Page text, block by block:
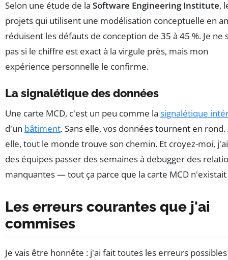
Selon une étude de la Software Engineering Institute,
projets qui utilisent une modélisation conceptuelle en
réduisent les défauts de conception de 35 à 45 %. Je ne
pas si le chiffre est exact à la virgule près, mais mon
expérience personnelle le confirme.
La signalétique des données
Une carte MCD, c'est un peu comme la signalétique
d'un bâtiment. Sans elle, vos données tournent en rond.
elle, tout le monde trouve son chemin. Et croyez-moi,
des équipes passer des semaines à debugger des
manquantes — tout ça parce que la carte MCD n'existait
Les erreurs courantes que j'ai
commises
Je vais être honnête : j'ai fait toutes les erreurs